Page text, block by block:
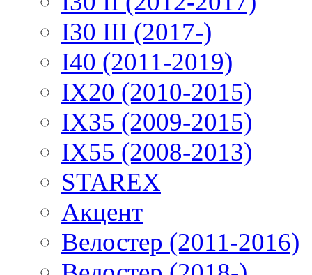
I30 III (2017-)
I40 (2011-2019)
IX20 (2010-2015)
IX35 (2009-2015)
IX55 (2008-2013)
STAREX
Акцент
Велостер (2011-2016)